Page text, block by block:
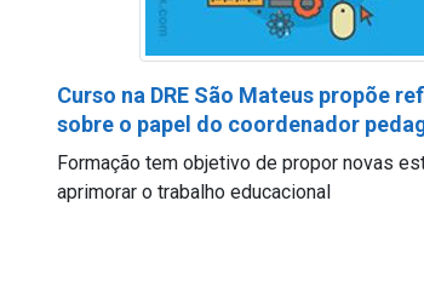
Curso na DRE São Mateus propõe
sobre o papel do coordenador
Formação tem objetivo de propor novas
aprimorar o trabalho educacional